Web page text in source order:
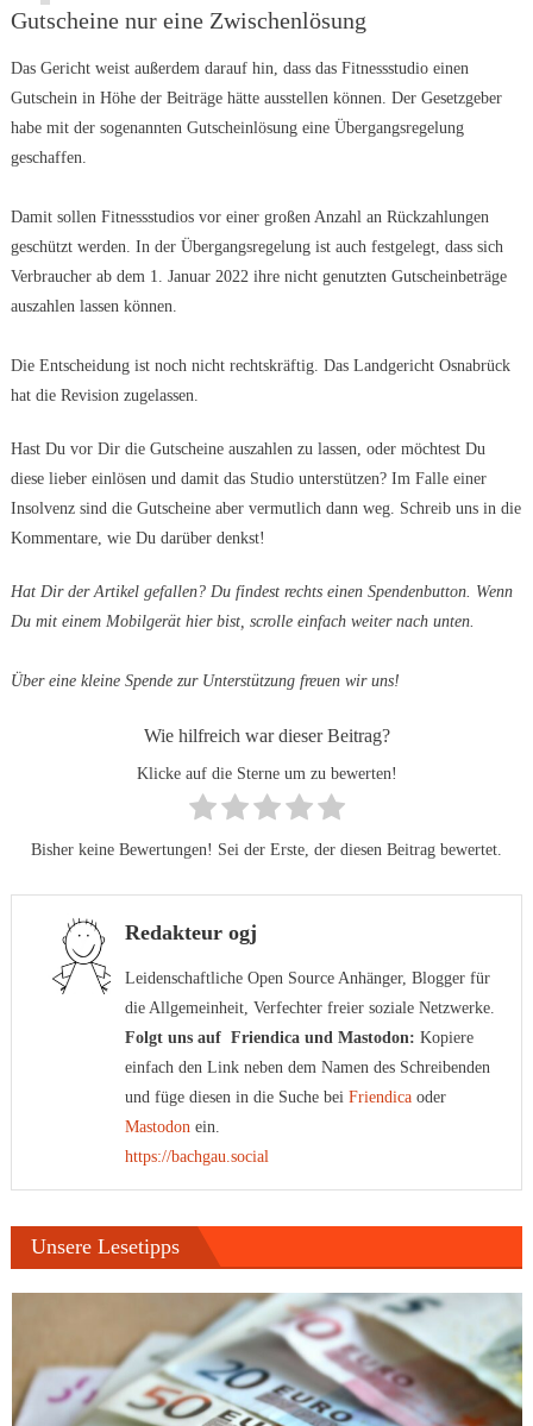
Gutscheine nur eine Zwischenlösung
Das Gericht weist außerdem darauf hin, dass das Fitnessstudio einen
Gutschein in Höhe der Beiträge hätte ausstellen können. Der Gesetzgeber
habe mit der sogenannten Gutscheinlösung eine Übergangsregelung
geschaffen.
Damit sollen Fitnessstudios vor einer großen Anzahl an Rückzahlungen
geschützt werden. In der Übergangsregelung ist auch festgelegt, dass sich
Verbraucher ab dem 1. Januar 2022 ihre nicht genutzten Gutscheinbeträge
auszahlen lassen können.
Die Entscheidung ist noch nicht rechtskräftig. Das Landgericht Osnabrück
hat die Revision zugelassen.
Hast Du vor Dir die Gutscheine auszahlen zu lassen, oder möchtest Du
diese lieber einlösen und damit das Studio unterstützen? Im Falle einer
Insolvenz sind die Gutscheine aber vermutlich dann weg. Schreib uns in die
Kommentare, wie Du darüber denkst!
Hat Dir der Artikel gefallen? Du findest rechts einen Spendenbutton. Wenn
Du mit einem Mobilgerät hier bist, scrolle einfach weiter nach unten.
Über eine kleine Spende zur Unterstützung freuen wir uns!
Wie hilfreich war dieser Beitrag?
Klicke auf die Sterne um zu bewerten!
Bisher keine Bewertungen! Sei der Erste, der diesen Beitrag bewertet.
Redakteur ogj
Leidenschaftliche Open Source Anhänger, Blogger für
die Allgemeinheit, Verfechter freier soziale Netzwerke.
Folgt uns auf Friendica und Mastodon: Kopiere
einfach den Link neben dem Namen des Schreibenden
und füge diesen in die Suche bei Friendicaoder
Mastodonein.
https://bachgau.social
Unsere Lesetipps